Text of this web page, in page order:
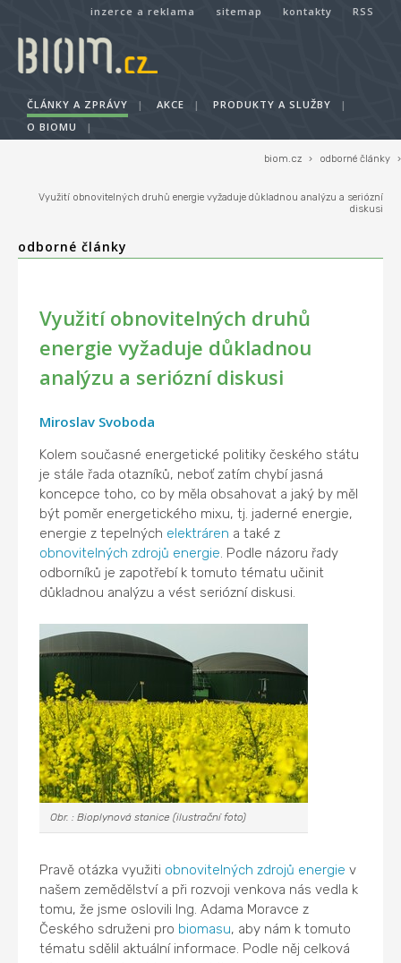
inzerce a reklama sitemap kontakty RSS
ČLÁNKY A ZPRÁVY | AKCE | PRODUKTY A SLUŽBY
|
O BIOMU
|
biom.cz › odborné články ›
Využití obnovitelných druhů energie vyžaduje důkladnou analýzu a seriózní
diskusi
odborné články
Využití obnovitelných druhů
energie vyžaduje důkladnou
analýzu a seriózní diskusi
Miroslav Svoboda
Kolem současné energetické politiky českého státu
je stále řada otazníků, neboť zatím chybí jasná
koncepce toho, co by měla obsahovat a jaký by měl
být poměr energetického mixu, tj. jaderné energie,
energie z tepelných elektráren a také z
obnovitelných zdrojů energie. Podle názoru řady
odborníků je zapotřebí k tomuto tématu učinit
důkladnou analýzu a vést seriózní diskusi.
Obr. : Bioplynová stanice (ilustrační foto)
Pravě otázka využiti obnovitelných zdrojů energie v
našem zemědělství a při rozvoji venkova nás vedla k
tomu, že jsme oslovili Ing. Adama Moravce z
Českého sdruženi pro biomasu, aby nám k tomuto
tématu sdělil aktuální informace. Podle něj celková